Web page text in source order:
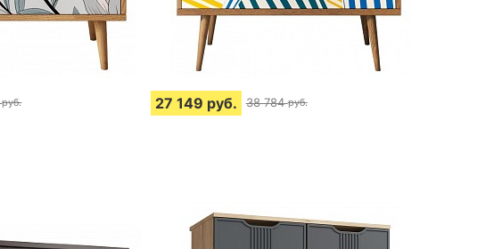
руб. 27 149 руб. 38 784 руб.